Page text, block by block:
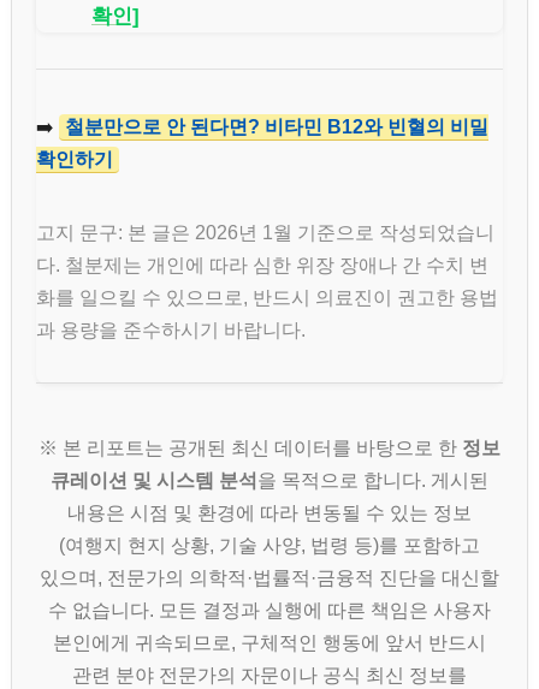
확인]
➡️
철분만으로 안 된다면? 비타민 B12와 빈혈의 비밀
확인하기
고지 문구: 본 글은 2026년 1월 기준으로 작성되었습니
다. 철분제는 개인에 따라 심한 위장 장애나 간 수치 변
화를 일으킬 수 있으므로, 반드시 의료진이 권고한 용법
과 용량을 준수하시기 바랍니다.
※ 본 리포트는 공개된 최신 데이터를 바탕으로 한 정보
큐레이션 및 시스템 분석 을 목적으로 합니다. 게시된
내용은 시점 및 환경에 따라 변동될 수 있는 정보
(여행지 현지 상황, 기술 사양, 법령 등)를 포함하고
있으며, 전문가의 의학적·법률적·금융적 진단을 대신할
수 없습니다. 모든 결정과 실행에 따른 책임은 사용자
본인에게 귀속되므로, 구체적인 행동에 앞서 반드시
관련 분야 전문가의 자문이나 공식 최신 정보를